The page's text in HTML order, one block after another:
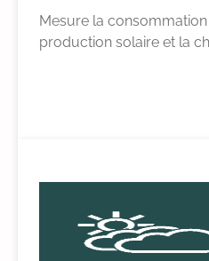
Mesure la
production solaire et la